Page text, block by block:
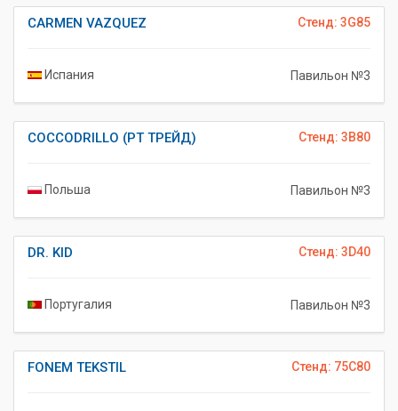
Стенд: 3G85
CARMEN VAZQUEZ
Испания Павильон №3
Стенд: 3B80
COCCODRILLO (РТ ТРЕЙД)
Польша Павильон №3
Стенд: 3D40
DR. KID
Португалия Павильон №3
Стенд: 75C80
FONEM TEKSTIL